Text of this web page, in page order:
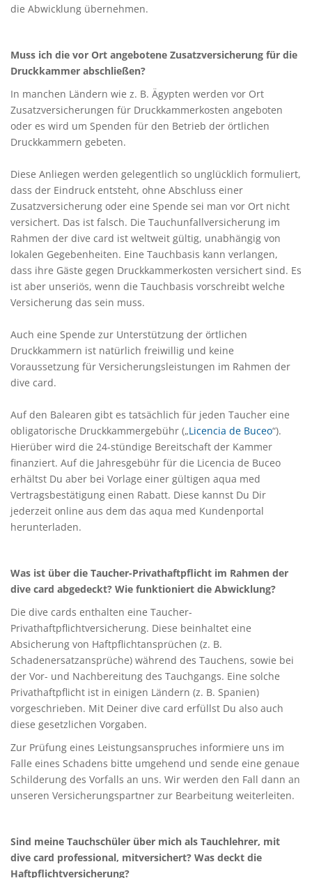
die Abwicklung übernehmen.
Muss ich die vor Ort angebotene Zusatzversicherung für die
Druckkammer abschließen?
In manchen Ländern wie z. B. Ägypten werden vor Ort
Zusatzversicherungen für Druckkammerkosten angeboten
oder es wird um Spenden für den Betrieb der örtlichen
Druckkammern gebeten.
Diese Anliegen werden gelegentlich so unglücklich formuliert,
dass der Eindruck entsteht, ohne Abschluss einer
Zusatzversicherung oder eine Spende sei man vor Ort nicht
versichert. Das ist falsch. Die Tauchunfallversicherung im
Rahmen der dive card ist weltweit gültig, unabhängig von
lokalen Gegebenheiten. Eine Tauchbasis kann verlangen,
dass ihre Gäste gegen Druckkammerkosten versichert sind. Es
ist aber unseriös, wenn die Tauchbasis vorschreibt welche
Versicherung das sein muss.
Auch eine Spende zur Unterstützung der örtlichen
Druckkammern ist natürlich freiwillig und keine
Voraussetzung für Versicherungsleistungen im Rahmen der
dive card.
Auf den Balearen gibt es tatsächlich für jeden Taucher eine
obligatorische Druckkammergebühr („Licencia de Buceo“).
Hierüber wird die 24-stündige Bereitschaft der Kammer
finanziert. Auf die Jahresgebühr für die Licencia de Buceo
erhältst Du aber bei Vorlage einer gültigen aqua med
Vertragsbestätigung einen Rabatt. Diese kannst Du Dir
jederzeit online aus dem das aqua med Kundenportal
herunterladen.
Was ist über die Taucher-Privathaftpflicht im Rahmen der
dive card abgedeckt? Wie funktioniert die Abwicklung?
Die dive cards enthalten eine Taucher-
Privathaftpflichtversicherung. Diese beinhaltet eine
Absicherung von Haftpflichtansprüchen (z. B.
Schadenersatzansprüche) während des Tauchens, sowie bei
der Vor- und Nachbereitung des Tauchgangs. Eine solche
Privathaftpflicht ist in einigen Ländern (z. B. Spanien)
vorgeschrieben. Mit Deiner dive card erfüllst Du also auch
diese gesetzlichen Vorgaben.
Zur Prüfung eines Leistungsanspruches informiere uns im
Falle eines Schadens bitte umgehend und sende eine genaue
Schilderung des Vorfalls an uns. Wir werden den Fall dann an
unseren Versicherungspartner zur Bearbeitung weiterleiten.
Sind meine Tauchschüler über mich als Tauchlehrer, mit
dive card professional, mitversichert? Was deckt die
Haftpflichtversicherung?